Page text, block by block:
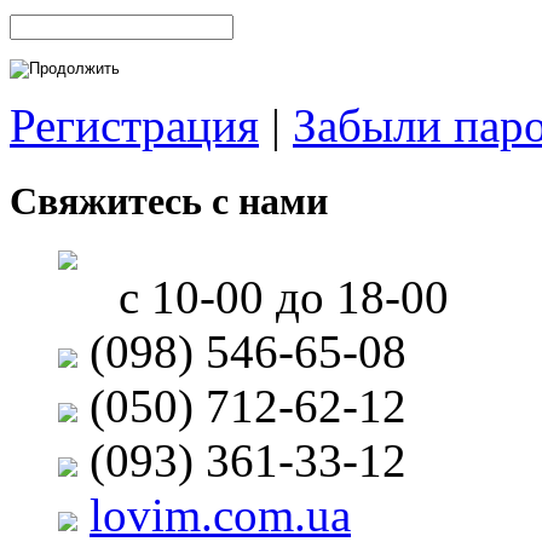
Регистрация | Забыли
Свяжитесь с нами
с 10-00 до 18-00
(098) 546-65-08
(050) 712-62-12
(093) 361-33-12
lovim.com.ua